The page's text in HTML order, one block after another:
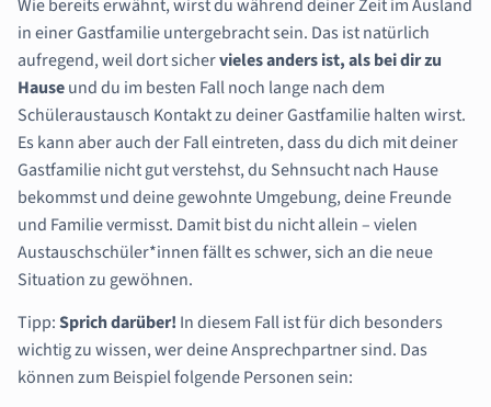
Wie bereits erwähnt, wirst du während deiner Zeit im Ausland
in einer Gastfamilie untergebracht sein. Das ist natürlich
aufregend, weil dort sichervieles andersist, als bei dir zu
Hauseund du im besten Fall noch lange nach dem
Schüleraustausch Kontakt zu deiner Gastfamilie halten wirst.
Es kann aber auch der Fall eintreten, dass du dich mit deiner
Gastfamilie nicht gut verstehst, du Sehnsucht nach Hause
bekommst und deine gewohnte Umgebung, deine Freunde
und Familie vermisst. Damit bist du nicht allein – vielen
Austauschschüler*innen fällt es schwer, sich an die neue
Situation zu gewöhnen.
Tipp:Sprich darüber! In diesem Fall ist für dich besonders
wichtig zu wissen, wer deine Ansprechpartner sind. Das
können zum Beispiel folgende Personen sein: